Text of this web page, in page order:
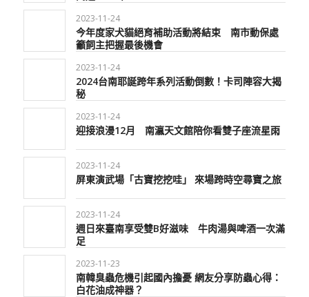
2023-11-24
今年度家犬貓絕育補助活動將結束 南市動保處
籲飼主把握最後機會
2023-11-24
2024台南耶誕跨年系列活動倒數！卡司陣容大揭
秘
2023-11-24
迎接浪漫12月 南瀛天文館陪你看雙子座流星雨
2023-11-24
屏東演武場「古寶挖挖哇」 來場跨時空尋寶之旅
2023-11-24
週日來臺南享受雙B好滋味 牛肉湯與啤酒一次滿
足
2023-11-23
南韓臭蟲危機引起國內擔憂 網友分享防蟲心得：
白花油成神器？